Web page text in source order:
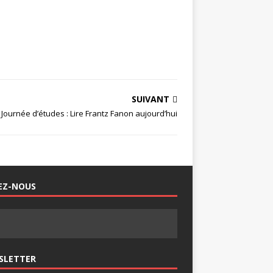
SUIVANT
Journée d’études : Lire Frantz Fanon aujourd’hui
NOUS